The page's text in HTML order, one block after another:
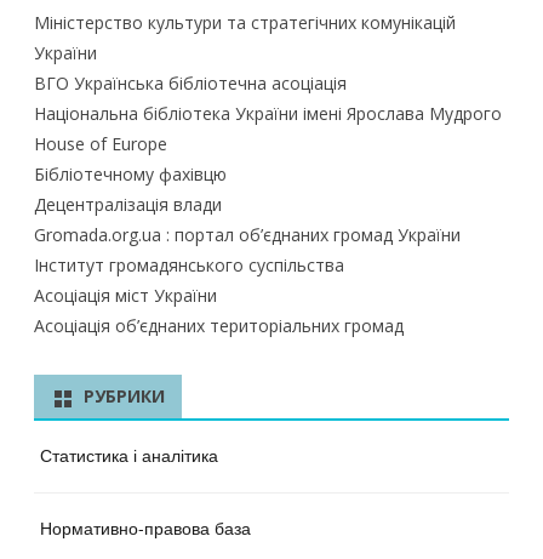
Міністерство культури та стратегічних комунікацій
України
ВГО Українська бібліотечна асоціація
Національна бібліотека України імені Ярослава Мудрого
House of Europe
Бібліотечному фахівцю
Децентралізація влади
Gromada.org.ua : портал об’єднаних громад України
Інститут громадянського суспільства
Асоціація міст України
Асоціація об’єднаних територіальних громад
РУБРИКИ
Статистика і аналітика
Нормативно-правова база